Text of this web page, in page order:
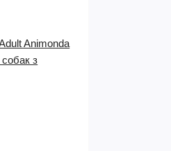
Animonda
з